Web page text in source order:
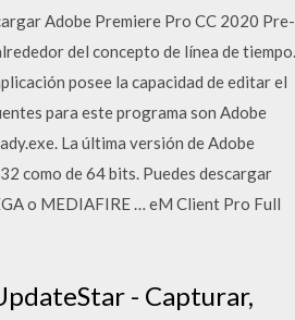
Adobe Premiere Pro CC 2020 Pre-
del concepto de línea de
posee la capacidad de editar el
para este programa son Adobe
La última versión de Adobe
como de 64 bits. Puedes descargar
o MEDIAFIRE … eM Client Pro Full
- Capturar,